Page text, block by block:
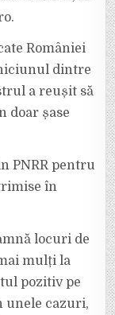
României
dintre
a reușit să
doar șase
PNRR pentru
în
locuri de
mulți la
pozitiv pe
unele cazuri,